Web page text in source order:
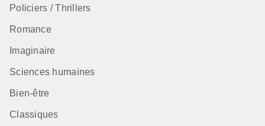
Policiers / Thrillers
Romance
Imaginaire
Sciences humaines
Bien-être
Classiques